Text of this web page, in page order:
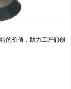
的价值，助力工匠们创